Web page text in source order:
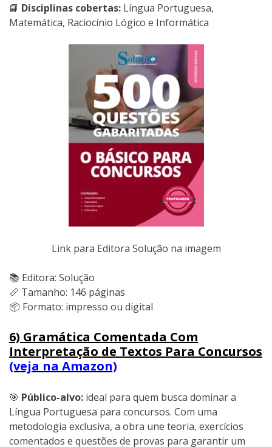
📘 Disciplinas cobertas: Língua Portuguesa,
Matemática, Raciocínio Lógico e Informática
Link para Editora Solução na imagem
📚 Editora: Solução
📏 Tamanho: 146 páginas
📦 Formato: impresso ou digital
6) Gramática Comentada Com
Interpretação de Textos Para Concursos
(veja na Amazon)
🎯 Público-alvo: ideal para quem busca dominar a
Língua Portuguesa para concursos. Com uma
metodologia exclusiva, a obra une teoria, exercícios
comentados e questões de provas para garantir um